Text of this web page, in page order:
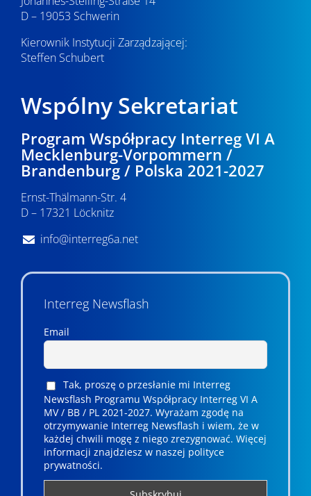
D – 19053 Schwerin
Kierownik Instytucji Zarządzającej:
Steffen Schubert
Wspólny Sekretariat
Program Współpracy Interreg VI A
Mecklenburg-Vorpommern /
Brandenburg / Polska 2021-2027
Ernst-Thälmann-Str. 4
D – 17321 Löcknitz
info@interreg6a.net
Interreg Newsflash
Email
Tak, proszę o przesłanie mi Interreg
Newsflash Programu Współpracy Interreg VI A
MV / BB / PL 2021-2027. Wyrażam zgodę na
otrzymywanie Interreg Newsflash i wiem, że w
każdej chwili mogę z niego zrezygnować. ­­Więcej
informacji znajdziesz w naszej polityce
prywatności.